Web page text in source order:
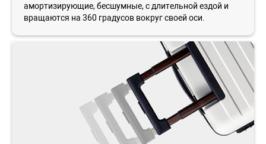
амортизирующие, бесшумные, с длительной ездой и
вращаются на 360 градусов вокруг своей оси.